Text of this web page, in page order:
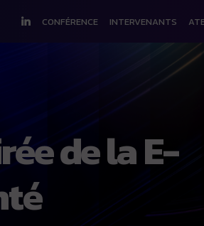
CONFÉRENCE INTERVENANTS
de la E-